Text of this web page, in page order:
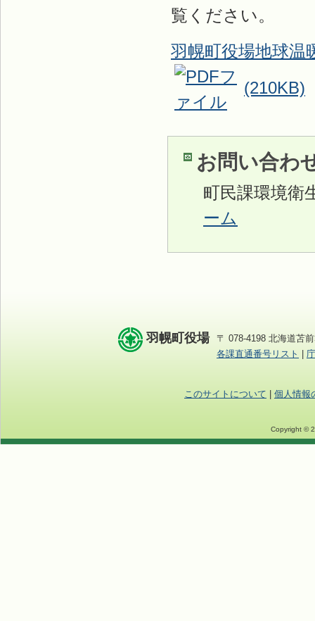
覧ください。
羽幌町役場地球温
(210KB)
お問い合わ
町民課環境衛
ーム
羽幌町役場
〒 078-4198 北海道苫
各課直通番号リスト
このサイトについて 個人情報
Copyright ©